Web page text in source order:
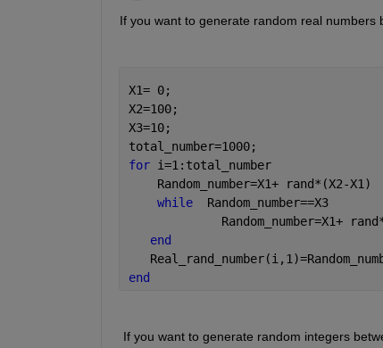
If you want to generate random real
X1= 0;
X2=100;
X3=10;
total_number=1000;
for i=1:total_number
Random_number=X1+ rand*(X2-
while
  Random_number==X3
Random_number=X1+
end
end
If you want to generate random integers